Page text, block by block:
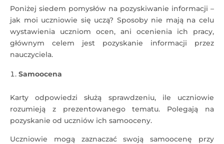
Poniżej siedem pomysłów na pozyskiwanie informacji –
jak moi uczniowie się uczą? Sposoby nie mają na celu
wystawienia uczniom ocen, ani ocenienia ich pracy,
głównym celem jest pozyskanie informacji przez
nauczyciela.
Samoocena
Karty odpowiedzi służą sprawdzeniu, ile uczniowie
rozumieją z prezentowanego tematu. Polegają na
pozyskanie od uczniów ich samooceny.
Uczniowie mogą zaznaczać swoją samoocenę przy